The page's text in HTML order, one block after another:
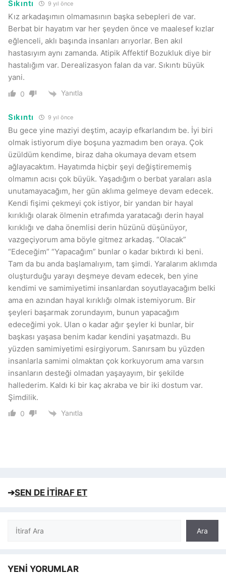
Sıkıntı 9 yıl önce
Kız arkadaşımın olmamasının başka sebepleri de var.
Berbat bir hayatım var her şeyden önce ve maalesef kızlar
eğlenceli, aklı başında insanları arıyorlar. Ben akıl
hastasıyım aynı zamanda. Atipik Affektif Bozukluk diye bir
hastalığım var. Derealizasyon falan da var. Sıkıntı büyük
yani.
0 Yanıtla
Sıkıntı 9 yıl önce
Bu gece yine maziyi deştim, acayip efkarlandım be. İyi biri
olmak istiyorum diye boşuna yazmadım ben oraya. Çok
üzüldüm kendime, biraz daha okumaya devam etsem
ağlayacaktım. Hayatımda hiçbir şeyi değiştirememiş
olmamın acısı çok büyük. Yaşadığım o berbat yaraları asla
unutamayacağım, her gün aklıma gelmeye devam edecek.
Kendi fişimi çekmeyi çok istiyor, bir yandan bir hayal
kırıklığı olarak ölmenin etrafımda yaratacağı derin hayal
kırıklığı ve daha önemlisi derin hüzünü düşünüyor,
vazgeçiyorum ama böyle gitmez arkadaş. “Olacak”
“Edeceğim” “Yapacağım” bunlar o kadar bıktırdı ki beni.
Tam da bu anda başlamalıyım, tam şimdi. Yaralarım aklımda
oluşturduğu yarayı deşmeye devam edecek, ben yine
kendimi ve samimiyetimi insanlardan soyutlayacağım belki
ama en azından hayal kırıklığı olmak istemiyorum. Bir
şeyleri başarmak zorundayım, bunun yapacağım
edeceğimi yok. Ulan o kadar ağır şeyler ki bunlar, bir
başkası yaşasa benim kadar kendini yaşatmazdı. Bu
yüzden samimiyetimi esirgiyorum. Sanırsam bu yüzden
insanlarla samimi olmaktan çok korkuyorum ama varsın
insanların desteği olmadan yaşayayım, bir şekilde
hallederim. Kaldı ki bir kaç akraba ve bir iki dostum var.
Şimdilik.
0 Yanıtla
➔SEN DE İTİRAF ET
Ara
Ara
YENİ YORUMLAR